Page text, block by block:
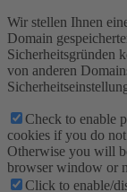
Wir stellen Ihnen
Domain
Sicherheitsgründen
von anderen
Check to enable
cookies if you do
Otherwise you will
browser window or
Click to enable/